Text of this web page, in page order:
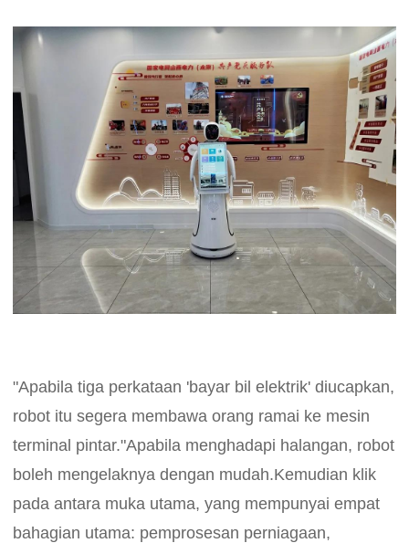
"Apabila tiga perkataan 'bayar bil elektrik' diucapkan,
robot itu segera membawa orang ramai ke mesin
terminal pintar."Apabila menghadapi halangan, robot
boleh mengelaknya dengan mudah.Kemudian klik
pada antara muka utama, yang mempunyai empat
bahagian utama: pemprosesan perniagaan,